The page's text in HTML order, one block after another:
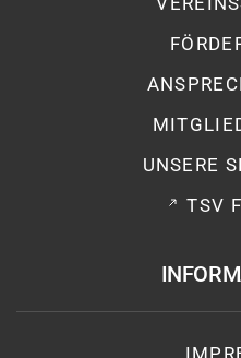
UNSERE
TSV